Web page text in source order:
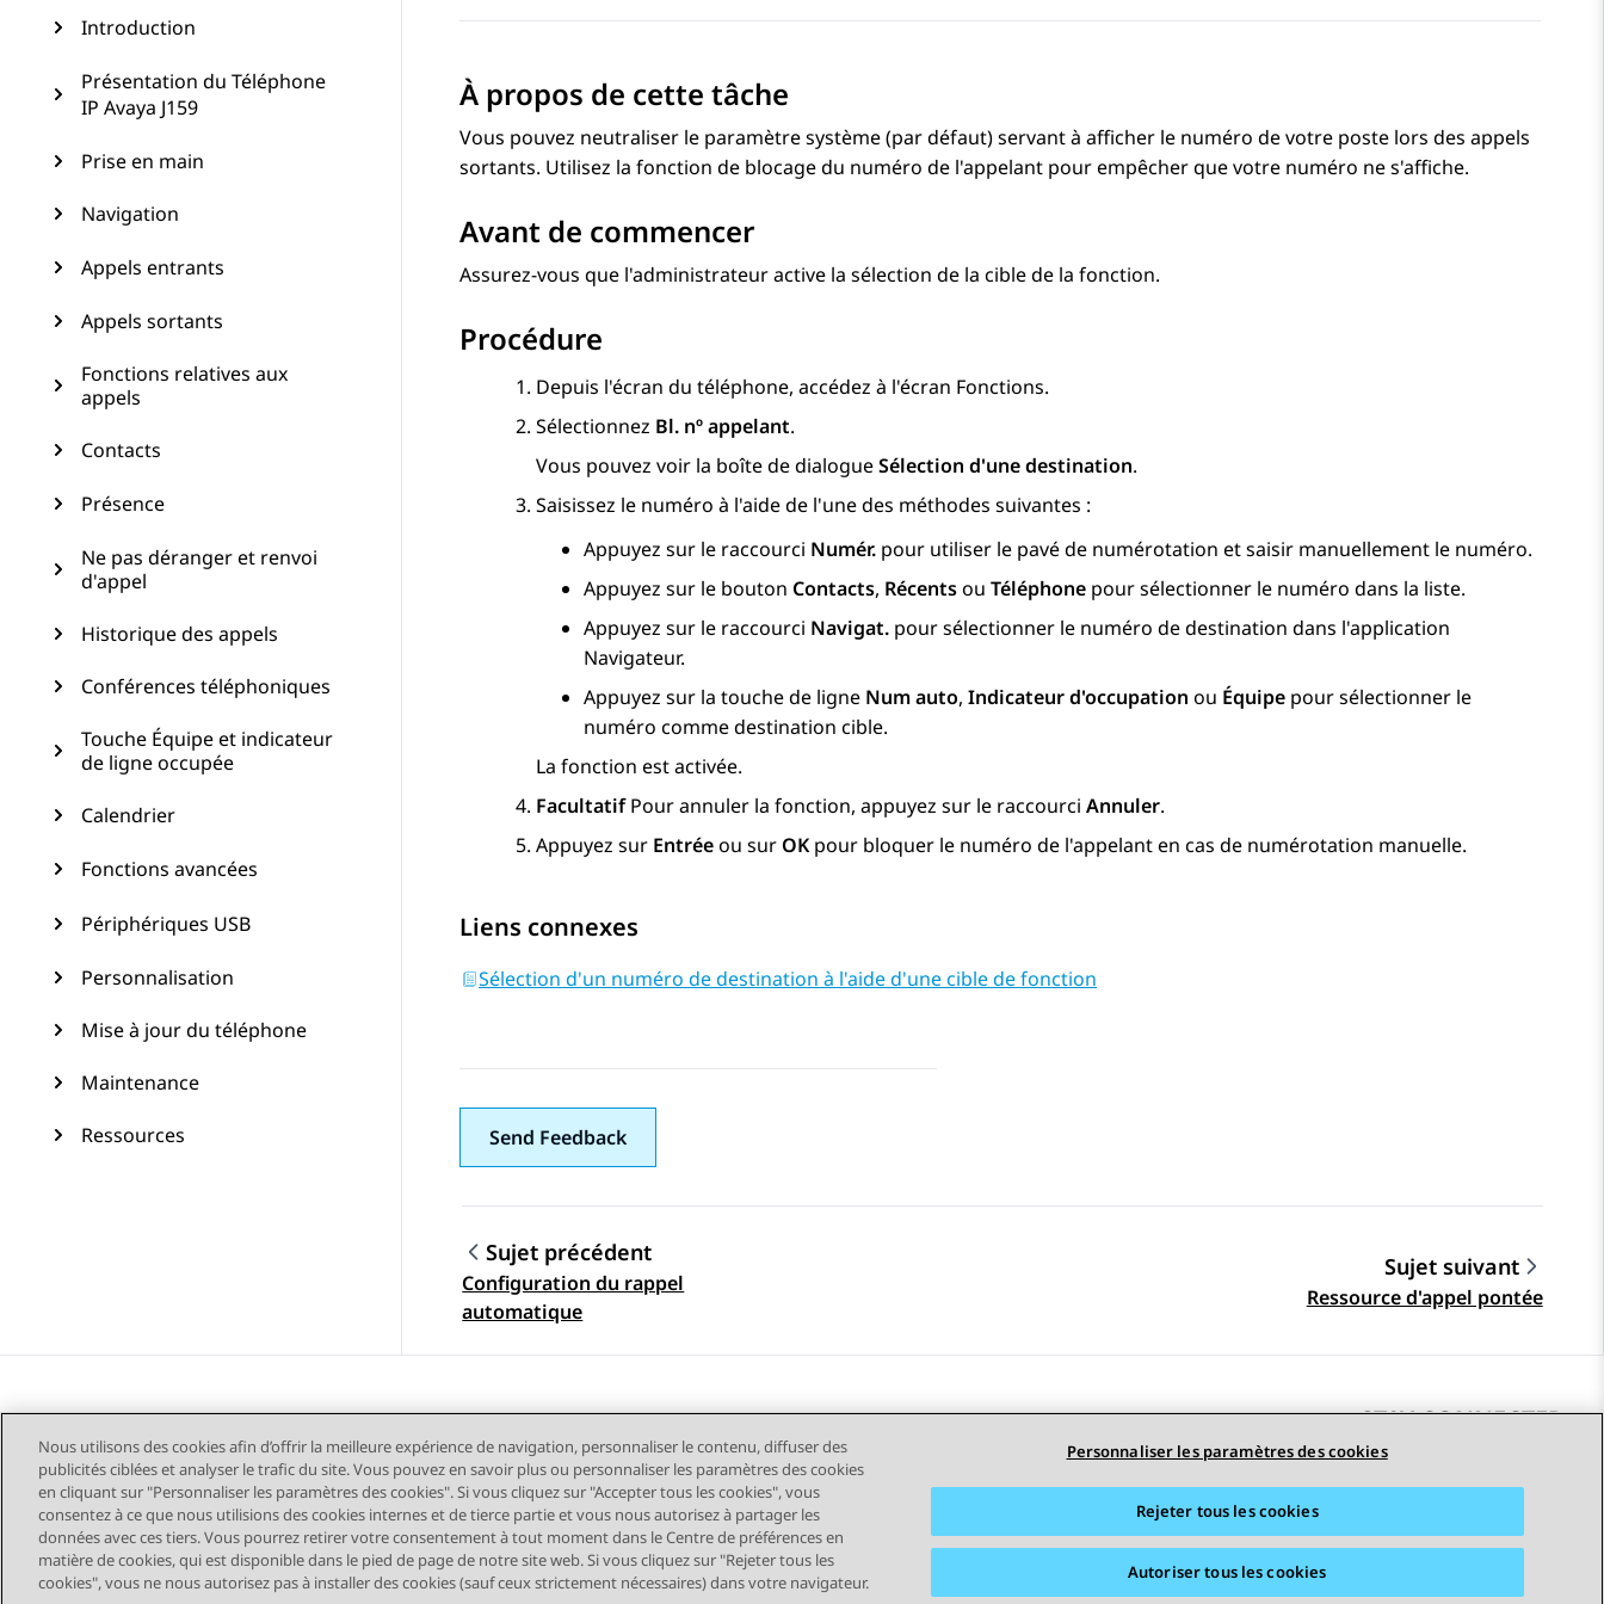
Introduction
Présentation du Téléphone
IP Avaya J159
Prise en main
Navigation
Appels entrants
Appels sortants
Fonctions relatives aux
appels
Contacts
Présence
Ne pas déranger et renvoi
d'appel
Historique des appels
Conférences téléphoniques
Touche Équipe et indicateur
de ligne occupée
Calendrier
Fonctions avancées
Périphériques USB
Personnalisation
Mise à jour du téléphone
Maintenance
Ressources
À propos de cette tâche
Vous pouvez neutraliser le paramètre système (par défaut) servant à afficher le numéro de votre poste lors des appels
sortants. Utilisez la fonction de blocage du numéro de l'appelant pour empêcher que votre numéro ne s'affiche.
Avant de commencer
Assurez-vous que l'administrateur active la sélection de la cible de la fonction.
Procédure
Depuis l'écran du téléphone, accédez à l'écran Fonctions.
Sélectionnez Bl. nº appelant.
Vous pouvez voir la boîte de dialogueSélection d'une destination.
Saisissez le numéro à l'aide de l'une des méthodes suivantes :
Appuyez sur le raccourci Numér. pour utiliser le pavé de numérotation et saisir manuellement le numéro.
Appuyez sur le bouton Contacts, Récentsou Téléphone pour sélectionner le numéro dans la liste.
Appuyez sur le raccourci Navigat. pour sélectionner le numéro de destination dans l'application
Navigateur.
Appuyez sur la touche de ligne Num auto, Indicateur d'occupation ou Équipe pour sélectionner le
numéro comme destination cible.
La fonction est activée.
FacultatifPour annuler la fonction, appuyez sur le raccourci Annuler.
Appuyez sur Entréeou sur OKpour bloquer le numéro de l'appelant en cas de numérotation manuelle.
Liens connexes
Sélection d'un numéro de destination à l'aide d'une cible de fonction
Send Feedback
Navigation par sujet
Sujet précédent
Configuration du rappel
automatique
Sujet suivant
Ressource d'appel pontée
STAY CONNECTED
Plan du site Conditions d'utilisation Confidentialité Politique de cookies Marques commerciales Accessibilité © 2026 Avaya LLC
Nous utilisons des cookies afin d’offrir la meilleure expérience de navigation, personnaliser le contenu, diffuser des
publicités ciblées et analyser le trafic du site. Vous pouvez en savoir plus ou personnaliser les paramètres des cookies
en cliquant sur "Personnaliser les paramètres des cookies". Si vous cliquez sur "Accepter tous les cookies", vous
consentez à ce que nous utilisions des cookies internes et de tierce partie et vous nous autorisez à partager les
données avec ces tiers. Vous pourrez retirer votre consentement à tout moment dans le Centre de préférences en
matière de cookies, qui est disponible dans le pied de page de notre site web. Si vous cliquez sur "Rejeter tous les
cookies", vous ne nous autorisez pas à installer des cookies (sauf ceux strictement nécessaires) dans votre navigateur.
Personnaliser les paramètres des cookies
Rejeter tous les cookies
Autoriser tous les cookies